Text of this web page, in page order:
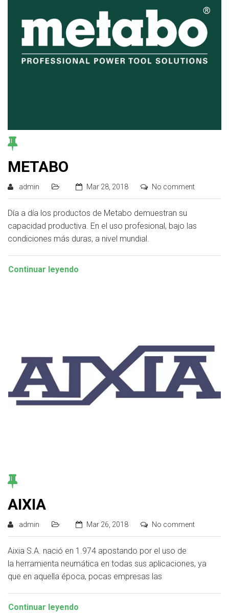
METABO
admin Mar 28, 2018 No comment
Día a día los productos de Metabo demuestran su
capacidad productiva. En el uso profesional, bajo las
condiciones más duras, a nivel mundial.
Continuar leyendo
AIXIA
admin Mar 26, 2018 No comment
Aixia S.A. nació en 1.974 apostando por el uso de
la herramienta neumática en todas sus aplicaciones, ya
que en aquella época, pocas empresas las
Continuar leyendo